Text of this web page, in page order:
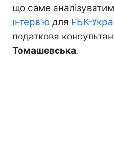
що саме
інтерв’ю для РБК-
податкова
Томашевська.